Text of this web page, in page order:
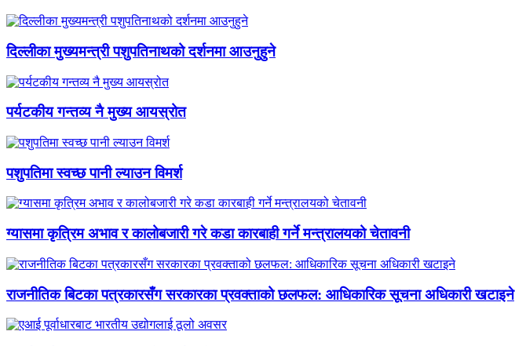
दिल्लीका मुख्यमन्त्री पशुपतिनाथको दर्शनमा आउनुहुने
पर्यटकीय गन्तव्य नै मुख्य आयस्रोत
पशुपतिमा स्वच्छ पानी ल्याउन विमर्श
ग्यासमा कृत्रिम अभाव र कालोबजारी गरे कडा कारबाही गर्ने मन्त्रालयको चेतावनी
राजनीतिक बिटका पत्रकारसँग सरकारका प्रवक्ताको छलफल: आधिकारिक सूचना अधिकारी खटाइने